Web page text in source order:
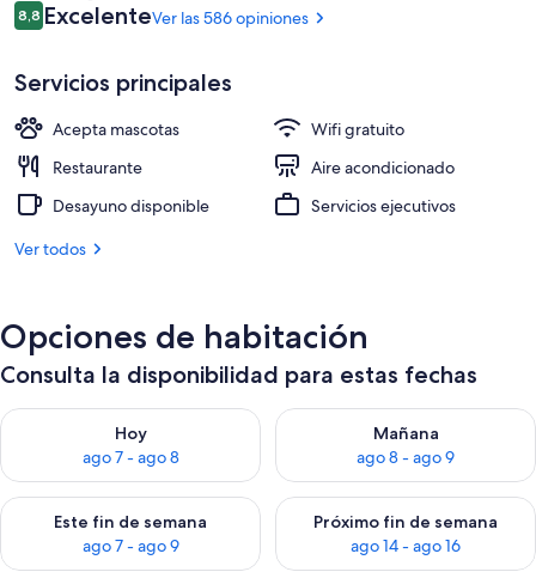
Exterior
de
US$ 214
Opiniones
8,88,8 de 10
ExcelenteVer las 586 opiniones
Servicios principales
Acepta mascotas
Wifi gratuito
Restaurante
Aire acondicionado
Desayuno disponible
Servicios ejecutivos
Ver todos
Opciones de habitación
Consulta la disponibilidad para estas fechas
Hoy
ago 7 - ago 8
Consulta la disponibilidad para hoy ago 7 - ago 8
Mañana
ago 8 - ago 9
Consulta la disponibilidad
Este fin de semana
ago 7 - ago 9
Consulta la disponibilidad para este fin de semana ago 7 -
Próximo fin de semana
ago 14 - ago 16
Consulta la disponibilidad